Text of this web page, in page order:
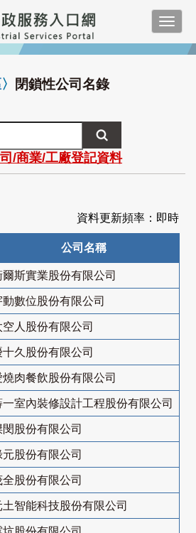
〉 閉鎖性公司名錄
/商業/工廠登記資料
資料更新頻率：即時
公司名稱
爾斯實業股份有限公司
動數位股份有限公司
空人股份有限公司
十久股份有限公司
燒肉餐飲股份有限公司
一室內裝修設計工程股份有限公司
閔股份有限公司
元股份有限公司
全股份有限公司
土智能科技股份有限公司